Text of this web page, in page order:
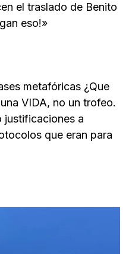
el traslado de Benito
eso!»
metafóricas ¿Que
VIDA, no un trofeo.
justificaciones a
que eran para